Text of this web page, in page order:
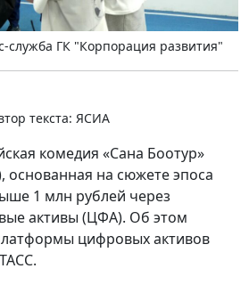
служба ГК "Корпорация развития"
текста: ЯСИА
комедия «Сана Боотур»
основанная на сюжете эпоса
1 млн рублей через
активы (ЦФА). Об этом
цифровых активов